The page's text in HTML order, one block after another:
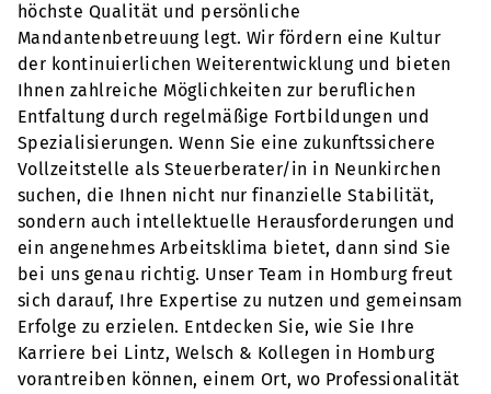
höchste Qualität und persönliche
Mandantenbetreuung legt. Wir fördern eine Kultur
der kontinuierlichen Weiterentwicklung und bieten
Ihnen zahlreiche Möglichkeiten zur beruflichen
Entfaltung durch regelmäßige Fortbildungen und
Spezialisierungen. Wenn Sie eine zukunftssichere
Vollzeitstelle als Steuerberater/in in Neunkirchen
suchen, die Ihnen nicht nur finanzielle Stabilität,
sondern auch intellektuelle Herausforderungen und
ein angenehmes Arbeitsklima bietet, dann sind Sie
bei uns genau richtig. Unser Team in Homburg freut
sich darauf, Ihre Expertise zu nutzen und gemeinsam
Erfolge zu erzielen. Entdecken Sie, wie Sie Ihre
Karriere bei Lintz, Welsch & Kollegen in Homburg
vorantreiben können, einem Ort, wo Professionalität